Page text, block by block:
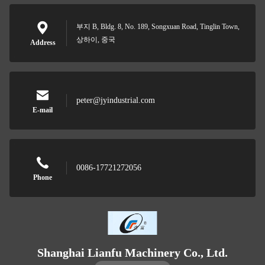
Address
부지 B, Bldg. 8, No. 189, Songxuan Road, Tinglin Town,
상하이, 중국
E-mail
peter@jyindustrial.com
Phone
0086-17721272056
Shanghai Lianfu Machinery Co., Ltd.